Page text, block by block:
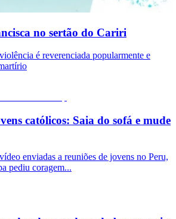
no sertão do Cariri
é reverenciada popularmente e
católicos: Saia do sofá e mude
enviadas a reuniões de jovens no Peru,
pediu coragem...